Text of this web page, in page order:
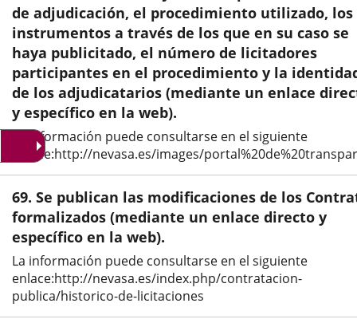
externa.externa.
de adjudicación, el procedimiento utilizado, los
instrumentos a través de los que en su caso se
haya publicitado, el número de licitadores
participantes en el procedimiento y la
de los adjudicatarios (mediante un enlace
y específico en la web).
La información puede consultarse en el siguiente
enlace:http://nevasa.es/images/
69. Se publican las modificaciones de los
formalizados (mediante un enlace directo y
específico en la web).
La información puede consultarse en el siguiente
enlace:http://nevasa.es/index.php/contratacion-
publica/historico-de-licitaciones